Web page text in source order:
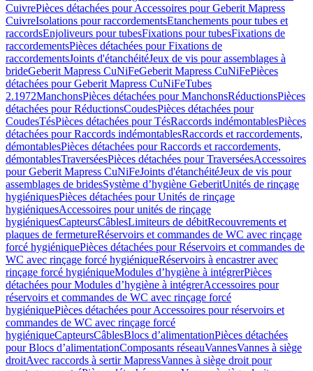
CuivrePièces détachées pour Accessoires pour Geberit Mapress
CuivreIsolations pour raccordementsEtanchements pour tubes et
raccordsEnjoliveurs pour tubesFixations pour tubesFixations de
raccordementsPièces détachées pour Fixations de
raccordementsJoints d'étanchéitéJeux de vis pour assemblages à
brideGeberit Mapress CuNiFeGeberit Mapress CuNiFePièces
détachées pour Geberit Mapress CuNiFeTubes
2.1972ManchonsPièces détachées pour ManchonsRéductionsPièces
détachées pour RéductionsCoudesPièces détachées pour
CoudesTésPièces détachées pour TésRaccords indémontablesPièces
détachées pour Raccords indémontablesRaccords et raccordements,
démontablesPièces détachées pour Raccords et raccordements,
démontablesTraverséesPièces détachées pour TraverséesAccessoires
pour Geberit Mapress CuNiFeJoints d'étanchéitéJeux de vis pour
assemblages de bridesSystème d’hygiène GeberitUnités de rinçage
hygiéniquesPièces détachées pour Unités de rinçage
hygiéniquesAccessoires pour unités de rinçage
hygiéniquesCapteursCâblesLimiteurs de débitRecouvrements et
plaques de fermetureRéservoirs et commandes de WC avec rinçage
forcé hygiéniquePièces détachées pour Réservoirs et commandes de
WC avec rinçage forcé hygiéniqueRéservoirs à encastrer avec
rinçage forcé hygiéniqueModules d’hygiène à intégrerPièces
détachées pour Modules d’hygiène à intégrerAccessoires pour
réservoirs et commandes de WC avec rinçage forcé
hygiéniquePièces détachées pour Accessoires pour réservoirs et
commandes de WC avec rinçage forcé
hygiéniqueCapteursCâblesBlocs d’alimentationPièces détachées
pour Blocs d’alimentationComposants réseauVannesVannes à siège
droitAvec raccords à sertir MapressVannes à siège droit pour